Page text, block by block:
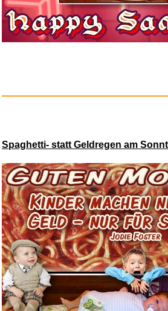
LED Leselampe mit
Spaghetti- statt Geldregen am